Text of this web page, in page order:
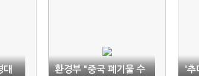
대
환경부 "중국 폐기물 수
'추